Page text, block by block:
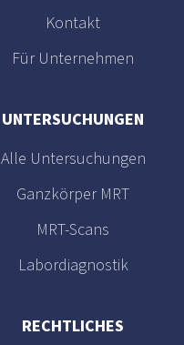
Kontakt
Für Unternehmen
UNTERSUCHUNGEN
Alle Untersuchungen
Ganzkörper MRT
MRT-Scans
Labordiagnostik
RECHTLICHES